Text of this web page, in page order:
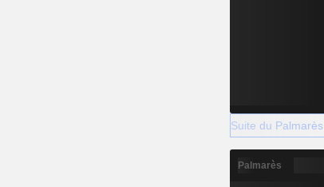
Suite du Palmarès
Palmarès